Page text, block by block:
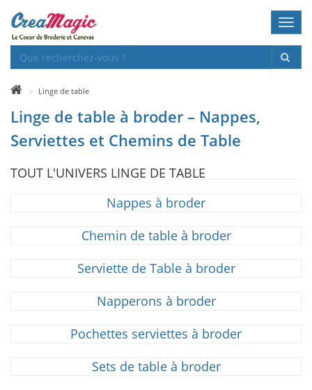
Linge de table
Linge de table à broder – Nappes,
Serviettes et Chemins de Table
TOUT L'UNIVERS LINGE DE TABLE
Nappes à broder
Chemin de table à broder
Serviette de Table à broder
Napperons à broder
Pochettes serviettes à broder
Sets de table à broder